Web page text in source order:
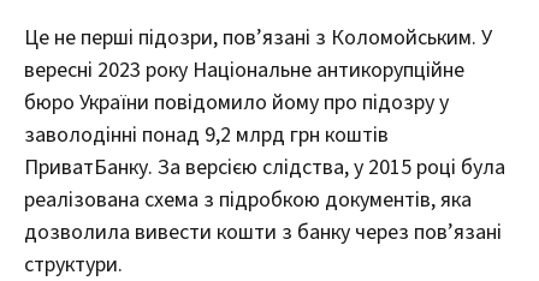
Це не перші підозри, пов’язані з Коломойським. У
вересні 2023 року Національне антикорупційне
бюро України повідомило йому про підозру у
заволодінні понад 9,2 млрд грн коштів
ПриватБанку. За версією слідства, у 2015 році була
реалізована схема з підробкою документів, яка
дозволила вивести кошти з банку через пов’язані
структури.